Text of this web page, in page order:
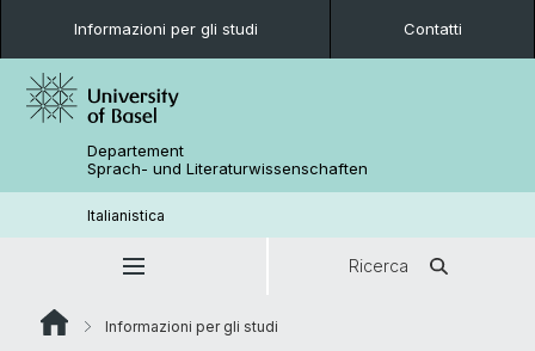
Informazioni per gli studi Contatti
Departement
Sprach- und Literaturwissenschaften
Italianistica
Ricerca
Informazioni per gli studi